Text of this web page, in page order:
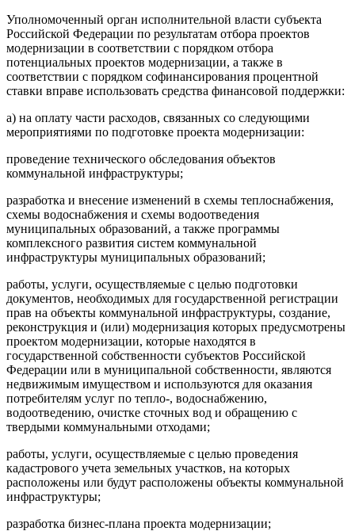
Уполномоченный орган исполнительной власти субъекта
Российской Федерации по результатам отбора проектов
модернизации в соответствии с порядком отбора
потенциальных проектов модернизации, а также в
соответствии с порядком софинансирования процентной
ставки вправе использовать средства финансовой поддержки:
а) на оплату части расходов, связанных со следующими
мероприятиями по подготовке проекта модернизации:
проведение технического обследования объектов
коммунальной инфраструктуры;
разработка и внесение изменений в схемы теплоснабжения,
схемы водоснабжения и схемы водоотведения
муниципальных образований, а также программы
комплексного развития систем коммунальной
инфраструктуры муниципальных образований;
работы, услуги, осуществляемые с целью подготовки
документов, необходимых для государственной регистрации
прав на объекты коммунальной инфраструктуры, создание,
реконструкция и (или) модернизация которых предусмотрены
проектом модернизации, которые находятся в
государственной собственности субъектов Российской
Федерации или в муниципальной собственности, являются
недвижимым имуществом и используются для оказания
потребителям услуг по тепло-, водоснабжению,
водоотведению, очистке сточных вод и обращению с
твердыми коммунальными отходами;
работы, услуги, осуществляемые с целью проведения
кадастрового учета земельных участков, на которых
расположены или будут расположены объекты коммунальной
инфраструктуры;
разработка бизнес-плана проекта модернизации;